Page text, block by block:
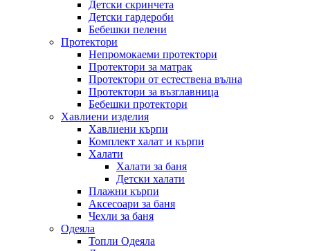
Детски скринчета
Детски гардероби
Бебешки пелени
Протектори
Непромокаеми протектори
Протектори за матрак
Протектори от естествена вълна
Протектори за възглавница
Бебешки протектори
Хавлиени изделия
Хавлиени кърпи
Комплект халат и кърпи
Халати
Халати за баня
Детски халати
Плажни кърпи
Аксесоари за баня
Чехли за баня
Одеяла
Топли Одеяла